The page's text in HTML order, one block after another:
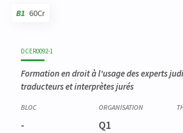
B1 60Cr
DCER0092-1
Formation en droit à l'usage des experts
traducteurs et interprètes jurés
- Q1